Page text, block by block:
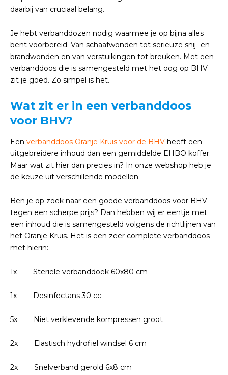
daarbij van cruciaal belang.
Je hebt verbanddozen nodig waarmee je op bijna alles
bent voorbereid. Van schaafwonden tot serieuze snij- en
brandwonden en van verstuikingen tot breuken. Met een
verbanddoos die is samengesteld met het oog op BHV
zit je goed. Zo simpel is het.
Wat zit er in een verbanddoos
voor BHV?
Een verbanddoos Oranje Kruis voor de BHV heeft een
uitgebreidere inhoud dan een gemiddelde EHBO koffer.
Maar wat zit hier dan precies in? In onze webshop heb je
de keuze uit verschillende modellen.
Ben je op zoek naar een goede verbanddoos voor BHV
tegen een scherpe prijs? Dan hebben wij er eentje met
een inhoud die is samengesteld volgens de richtlijnen van
het Oranje Kruis. Het is een zeer complete verbanddoos
met hierin:
1x Steriele verbanddoek 60x80 cm
1x Desinfectans 30 cc
5x Niet verklevende kompressen groot
2x Elastisch hydrofiel windsel 6 cm
2x Snelverband gerold 6x8 cm